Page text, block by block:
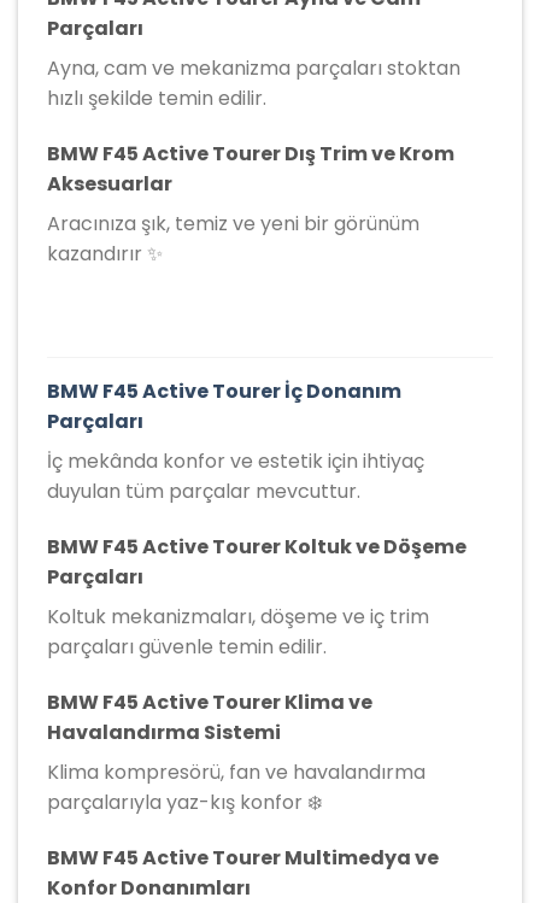
Parçaları
Ayna, cam ve mekanizma parçaları stoktan
hızlı şekilde temin edilir.
BMW F45 Active Tourer Dış Trim ve Krom
Aksesuarlar
Aracınıza şık, temiz ve yeni bir görünüm
kazandırır ✨
BMW F45 Active Tourer İç Donanım
Parçaları
İç mekânda konfor ve estetik için ihtiyaç
duyulan tüm parçalar mevcuttur.
BMW F45 Active Tourer Koltuk ve Döşeme
Parçaları
Koltuk mekanizmaları, döşeme ve iç trim
parçaları güvenle temin edilir.
BMW F45 Active Tourer Klima ve
Havalandırma Sistemi
Klima kompresörü, fan ve havalandırma
parçalarıyla yaz-kış konfor ❄️
BMW F45 Active Tourer Multimedya ve
Konfor Donanımları